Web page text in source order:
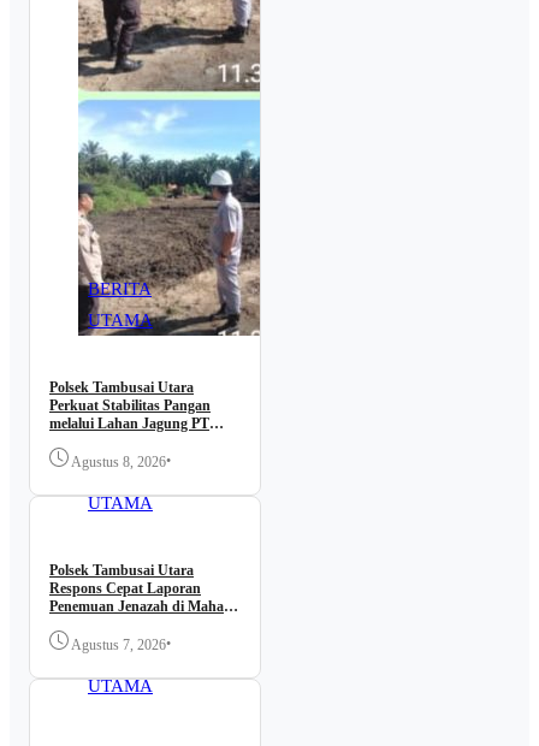
BERITA
UTAMA
Polsek Tambusai Utara
Perkuat Stabilitas Pangan
melalui Lahan Jagung PT
Ketahanan Pangan Nasional
Agustus 8, 2026•
BERITA
UTAMA
Polsek Tambusai Utara
Respons Cepat Laporan
Penemuan Jenazah di Mahato
Agustus 7, 2026•
BERITA
UTAMA